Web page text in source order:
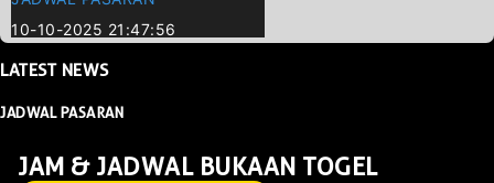
10-10-2025 21:47:56
LATESTNEWS
JADWAL PASARAN
JAM & JADWAL BUKAAN TOGEL